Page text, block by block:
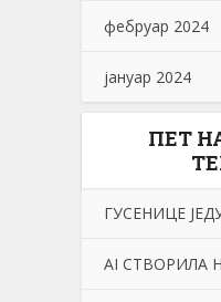
фебруар 2024
јануар 2024
ПЕТ
ГУСЕНИЦЕ
АI СТВОРИЛА